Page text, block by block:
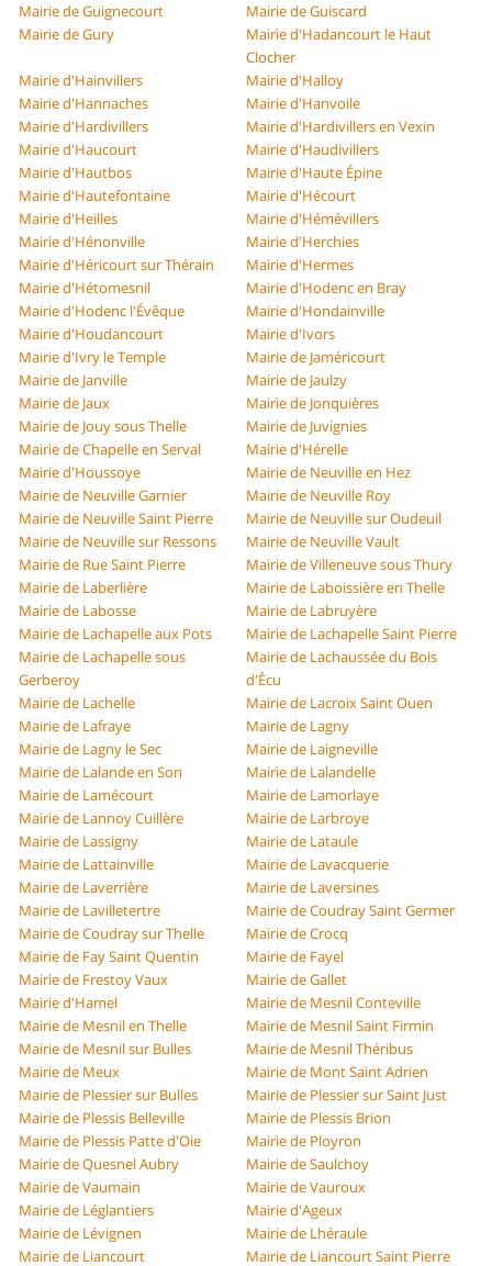
Mairie de Guignecourt
Mairie de Guiscard
Mairie de Gury
Mairie d'Hadancourt le Haut
Clocher
Mairie d'Hainvillers
Mairie d'Halloy
Mairie d'Hannaches
Mairie d'Hanvoile
Mairie d'Hardivillers
Mairie d'Hardivillers en Vexin
Mairie d'Haucourt
Mairie d'Haudivillers
Mairie d'Hautbos
Mairie d'Haute Épine
Mairie d'Hautefontaine
Mairie d'Hécourt
Mairie d'Heilles
Mairie d'Hémévillers
Mairie d'Hénonville
Mairie d'Herchies
Mairie d'Héricourt sur Thérain
Mairie d'Hermes
Mairie d'Hétomesnil
Mairie d'Hodenc en Bray
Mairie d'Hodenc l'Évêque
Mairie d'Hondainville
Mairie d'Houdancourt
Mairie d'Ivors
Mairie d'Ivry le Temple
Mairie de Jaméricourt
Mairie de Janville
Mairie de Jaulzy
Mairie de Jaux
Mairie de Jonquières
Mairie de Jouy sous Thelle
Mairie de Juvignies
Mairie de Chapelle en Serval
Mairie d'Hérelle
Mairie d'Houssoye
Mairie de Neuville en Hez
Mairie de Neuville Garnier
Mairie de Neuville Roy
Mairie de Neuville Saint Pierre
Mairie de Neuville sur Oudeuil
Mairie de Neuville sur Ressons
Mairie de Neuville Vault
Mairie de Rue Saint Pierre
Mairie de Villeneuve sous Thury
Mairie de Laberlière
Mairie de Laboissière en Thelle
Mairie de Labosse
Mairie de Labruyère
Mairie de Lachapelle aux Pots
Mairie de Lachapelle Saint Pierre
Mairie de Lachapelle sous
Gerberoy
Mairie de Lachaussée du Bois
d'Écu
Mairie de Lachelle
Mairie de Lacroix Saint Ouen
Mairie de Lafraye
Mairie de Lagny
Mairie de Lagny le Sec
Mairie de Laigneville
Mairie de Lalande en Son
Mairie de Lalandelle
Mairie de Lamécourt
Mairie de Lamorlaye
Mairie de Lannoy Cuillère
Mairie de Larbroye
Mairie de Lassigny
Mairie de Lataule
Mairie de Lattainville
Mairie de Lavacquerie
Mairie de Laverrière
Mairie de Laversines
Mairie de Lavilletertre
Mairie de Coudray Saint Germer
Mairie de Coudray sur Thelle
Mairie de Crocq
Mairie de Fay Saint Quentin
Mairie de Fayel
Mairie de Frestoy Vaux
Mairie de Gallet
Mairie d'Hamel
Mairie de Mesnil Conteville
Mairie de Mesnil en Thelle
Mairie de Mesnil Saint Firmin
Mairie de Mesnil sur Bulles
Mairie de Mesnil Théribus
Mairie de Meux
Mairie de Mont Saint Adrien
Mairie de Plessier sur Bulles
Mairie de Plessier sur Saint Just
Mairie de Plessis Belleville
Mairie de Plessis Brion
Mairie de Plessis Patte d'Oie
Mairie de Ployron
Mairie de Quesnel Aubry
Mairie de Saulchoy
Mairie de Vaumain
Mairie de Vauroux
Mairie de Léglantiers
Mairie d'Ageux
Mairie de Lévignen
Mairie de Lhéraule
Mairie de Liancourt
Mairie de Liancourt Saint Pierre